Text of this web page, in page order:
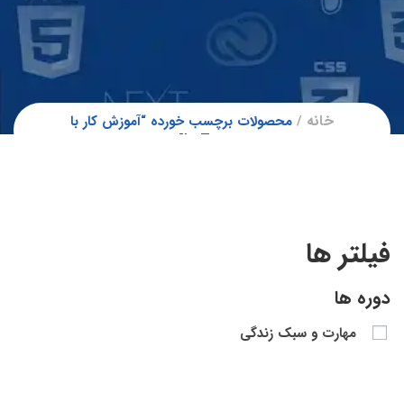
خانه
محصولات برچسب خورده “آموزش کار با
LaTex”
فیلتر ها
دوره ها
مهارت و سبک زندگی